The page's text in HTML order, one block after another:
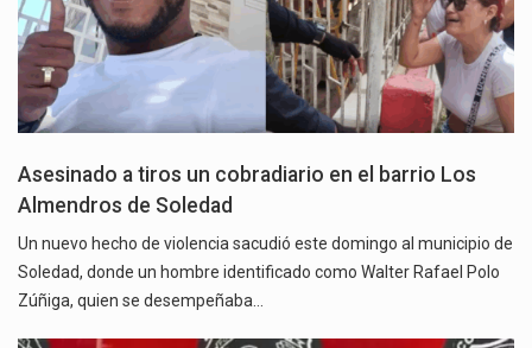
Asesinado a tiros un cobradiario en el barrio Los
Almendros de Soledad
Un nuevo hecho de violencia sacudió este domingo al municipio de
Soledad, donde un hombre identificado como Walter Rafael Polo
Zúñiga, quien se desempeñaba…